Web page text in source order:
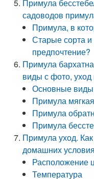
Примула
садоводов
Примула, в
Старые сорта
предпочтение?
Примула
виды с фото,
Основные
Примула мягкая
Примула
Примула
Примула уход.
домашних
Расположение
Температура